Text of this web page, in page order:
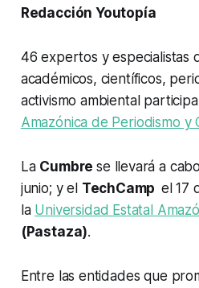
Redacción Youtopía
46 expertos y especialistas
académicos, científicos,
activismo ambiental
Amazónica de Periodismo y
La Cumbrese llevará a
junio; y el TechCamp el 17
la Universidad Estatal
(Pastaza).
Entre las entidades que